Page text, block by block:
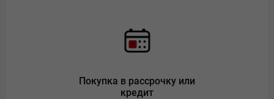
Покупка в рассрочку или
кредит